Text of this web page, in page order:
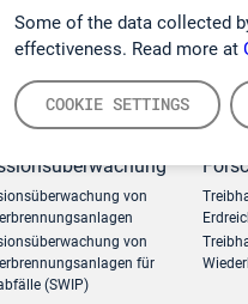
Some of the data collected
effectiveness. Read more at
COOKIE SETTINGS
von
von
für
(SWIP)